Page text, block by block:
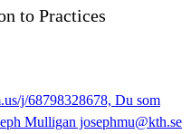
to Practices
j/68798328678, Du som
Mulligan josephmu@kth.se